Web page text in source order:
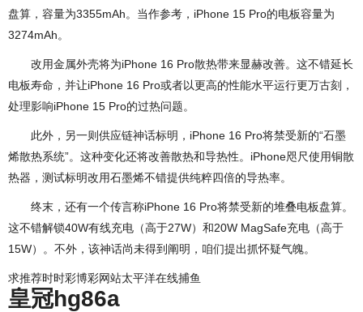
盘算，容量为3355mAh。当作参考，iPhone 15 Pro的电板容量为
3274mAh。
改用金属外壳将为iPhone 16 Pro散热带来显赫改善。这不错延长
电板寿命，并让iPhone 16 Pro或者以更高的性能水平运行更万古刻，
处理影响iPhone 15 Pro的过热问题。
此外，另一则供应链神话标明，iPhone 16 Pro将禁受新的“石墨
烯散热系统”。这种变化还将改善散热和导热性。iPhone咫尺使用铜散
热器，测试标明改用石墨烯不错提供纯粹四倍的导热率。
终末，还有一个传言称iPhone 16 Pro将禁受新的堆叠电板盘算。
这不错解锁40W有线充电（高于27W）和20W MagSafe充电（高于
15W）。不外，该神话尚未得到阐明，咱们提出抓怀疑气魄。
求推荐时时彩博彩网站太平洋在线捕鱼
皇冠hg86a